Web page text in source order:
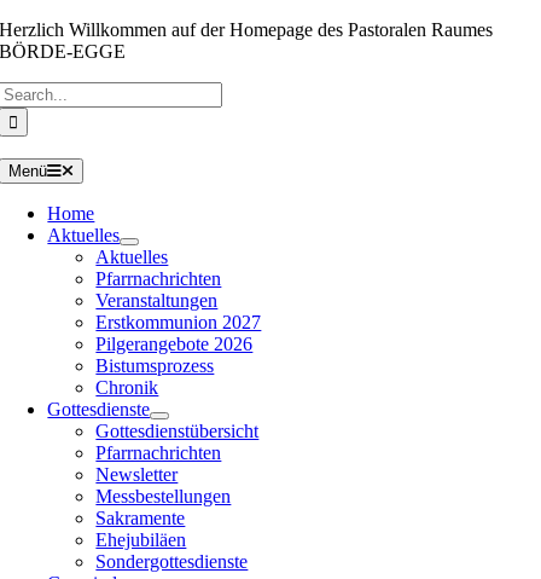
Zum
Inhalt
Herzlich Willkommen auf der Homepage des Pastoralen Raumes
BÖRDE-EGGE
Menü
Home
Aktuelles
Aktuelles
Pfarrnachrichten
Veranstaltungen
Erstkommunion 2027
Pilgerangebote 2026
Bistumsprozess
Chronik
Gottesdienste
Gottesdienstübersicht
Pfarrnachrichten
Newsletter
Messbestellungen
Sakramente
Ehejubiläen
Sondergottesdienste